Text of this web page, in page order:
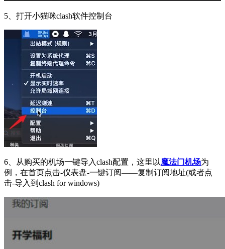
5、打开小猫咪clash软件控制台
6、从购买的机场一键导入clash配置，这里以魔法门机场为
例，在首页点击-仪表盘-一键订阅——复制订阅地址(或者点
击-导入到clash for windows)